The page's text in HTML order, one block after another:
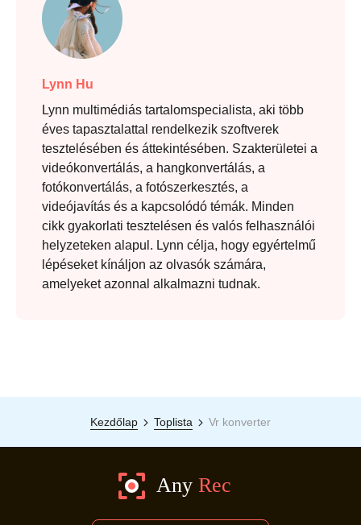
Lynn Hu
Lynn multimédiás tartalomspecialista, aki több
éves tapasztalattal rendelkezik szoftverek
tesztelésében és áttekintésében. Szakterületei a
videókonvertálás, a hangkonvertálás, a
fotókonvertálás, a fotószerkesztés, a
videójavítás és a kapcsolódó témák. Minden
cikk gyakorlati tesztelésen és valós felhasználói
helyzeteken alapul. Lynn célja, hogy egyértelmű
lépéseket kínáljon az olvasók számára,
amelyeket azonnal alkalmazni tudnak.
Kezdőlap Toplista Vr konverter